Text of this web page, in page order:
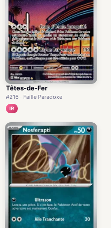
Têtes-de-Fer
#216 · Faille Paradoxe
IR